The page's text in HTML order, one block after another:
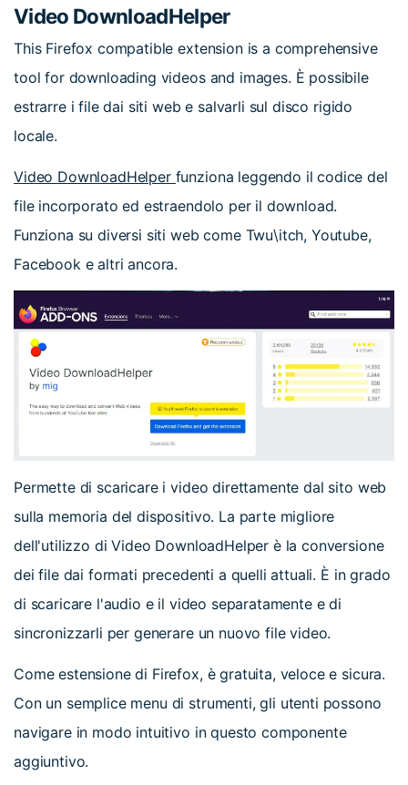
Video DownloadHelper
This Firefox compatible extension is a comprehensive
tool for downloading videos and images. È possibile
estrarre i file dai siti web e salvarli sul disco rigido
locale.
Video DownloadHelper funziona leggendo il codice del
file incorporato ed estraendolo per il download.
Funziona su diversi siti web come Twu\itch, Youtube,
Facebook e altri ancora.
Permette di scaricare i video direttamente dal sito web
sulla memoria del dispositivo. La parte migliore
dell'utilizzo di Video DownloadHelper è la conversione
dei file dai formati precedenti a quelli attuali. È in grado
di scaricare l'audio e il video separatamente e di
sincronizzarli per generare un nuovo file video.
Come estensione di Firefox, è gratuita, veloce e sicura.
Con un semplice menu di strumenti, gli utenti possono
navigare in modo intuitivo in questo componente
aggiuntivo.